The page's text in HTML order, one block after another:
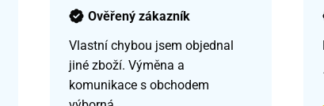
Ověřený zákazník
Vlastní chybou jsem objednal
jiné zboží. Výměna a
komunikace s obchodem